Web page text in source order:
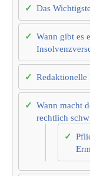
Das
Wann gibt es
Redaktionelle
Wann macht
rechtlich